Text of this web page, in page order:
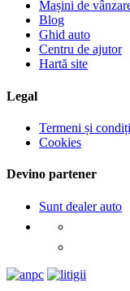
Mașini de
Blog
Ghid auto
Centru de ajutor
Hartă site
Legal
Termeni și
Cookies
Devino partener
Sunt dealer auto